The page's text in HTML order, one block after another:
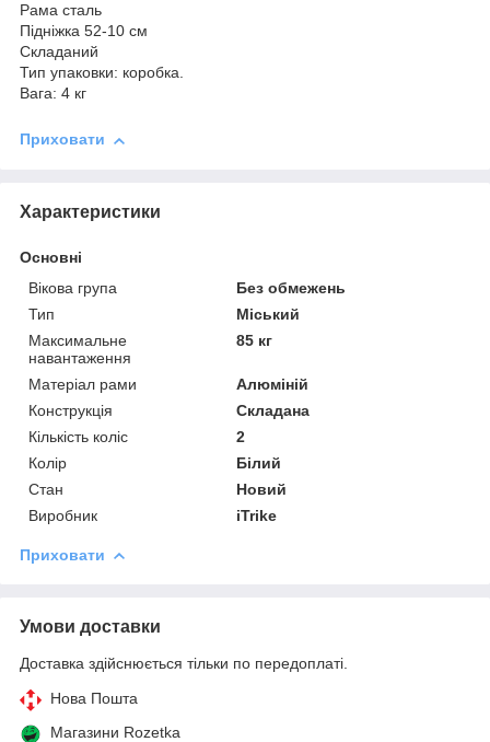
Рама сталь
Підніжка 52-10 см
Складаний
Тип упаковки: коробка.
Вага: 4 кг
Приховати
Характеристики
Основні
Вікова група
Без обмежень
Тип
Міський
Максимальне
навантаження
85 кг
Матеріал рами
Алюміній
Конструкція
Складана
Кількість коліс
2
Колір
Білий
Стан
Новий
Виробник
iTrike
Приховати
Умови доставки
Доставка здійснюється тільки по передоплаті.
Нова Пошта
Магазини Rozetka